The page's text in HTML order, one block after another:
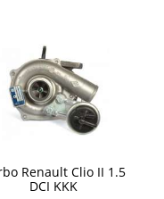
Renault Clio II 1.5
DCI KKK